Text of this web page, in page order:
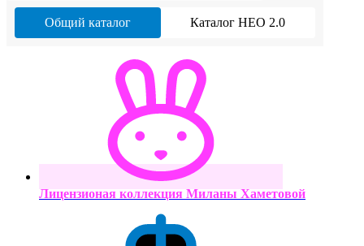
Общий каталог Каталог НЕО 2.0
Лицензионая коллекция Миланы Хаметовой